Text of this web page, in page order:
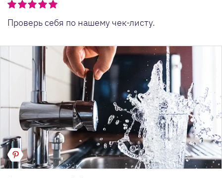
Проверь себя по нашему чек-листу.